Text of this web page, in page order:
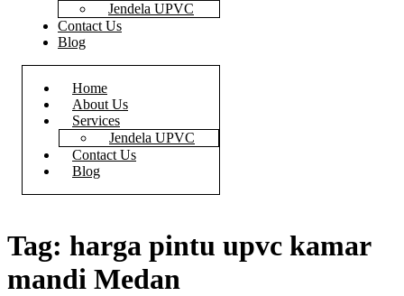
Jendela UPVC
Contact Us
Blog
Home
About Us
Services
Jendela UPVC
Contact Us
Blog
Tag: harga pintu upvc kamar
mandi Medan